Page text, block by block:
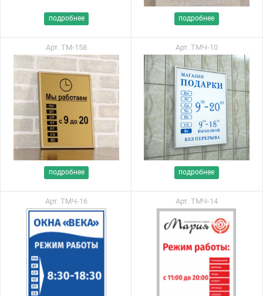
подробнее подробнее
Арт. ТМ-158
подробнее
Арт. ТМЧ-10
подробнее
Арт. ТМЧ-16 Арт. ТМЧ-14